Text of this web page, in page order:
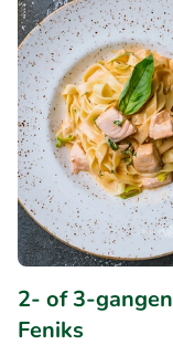
2- of 3-
Feniks